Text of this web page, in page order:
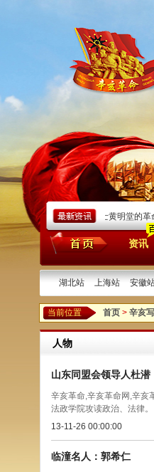
[2026/06/26] 辛亥志士黄明堂的革命
资讯
湖北站 上海站 安徽
当前位置 首页 > 辛亥
人物
山东同盟会领导人杜潜
辛亥革命,辛亥革命网,辛亥
法政学院攻读政治、法律
13-11-26 00:00:00
临潼名人：郭希仁